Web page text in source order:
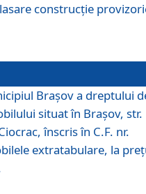
construcție
Brașov a dreptului
situat în Brașov, str.
înscris în C.F. nr.
extratabulare, la